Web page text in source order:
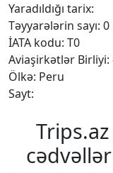
Yaradıldığı tarix:
Təyyarələrin sayı: 0
İATA kodu: T0
Aviaşirkətlər Birliyi:
Ölkə: Peru
Sayt: